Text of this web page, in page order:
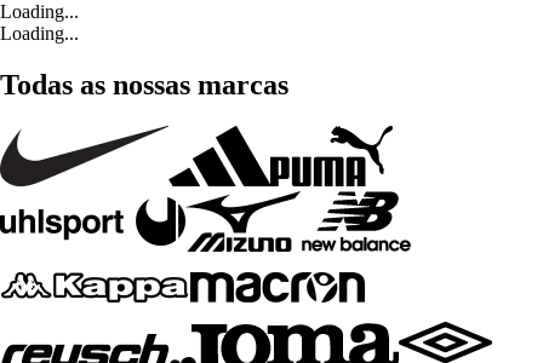
Loading...
Loading...
Todas as nossas marcas